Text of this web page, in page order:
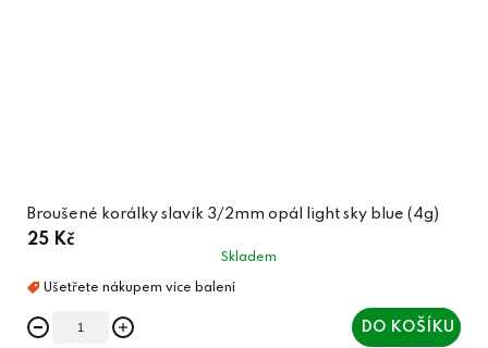
Broušené korálky slavík 3/2mm opál light sky blue (4g)
25 Kč
Skladem
DO KOŠÍKU